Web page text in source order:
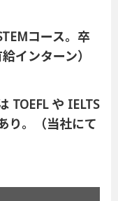
コース。卒
インターン）
TOEFL や IELTS
り。（当社にて